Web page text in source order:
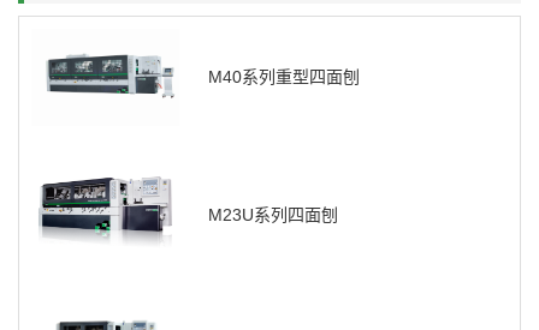
M40系列重型四面刨
M23U系列四面刨